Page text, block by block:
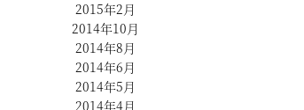
2015年2月
2014年10月
2014年8月
2014年6月
2014年5月
2014年4月